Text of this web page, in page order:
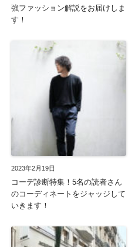
強ファッション解説をお届けしま
す！
2023年2月19日
コーデ診断特集！5名の読者さん
のコーディネートをジャッジして
いきます！